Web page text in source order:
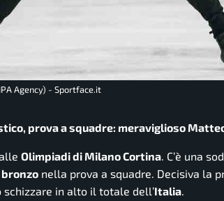
Agency) - Sportface.it
prova a squadre: meraviglioso
Olimpiadi di Milano Cortina. C’è una
bronzo nella prova a squadre. Decisiva la
schizzare in alto il totale dell’Italia.